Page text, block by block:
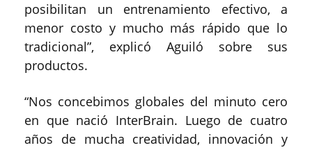
posibilitan un entrenamiento efectivo, a
menor costo y mucho más rápido que lo
tradicional”, explicó Aguiló sobre sus
productos.
“Nos concebimos globales del minuto cero
en que nació InterBrain. Luego de cuatro
años de mucha creatividad, innovación y